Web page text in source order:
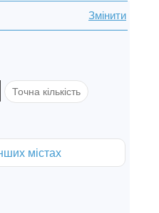
Змінити
Точна кількість
містах